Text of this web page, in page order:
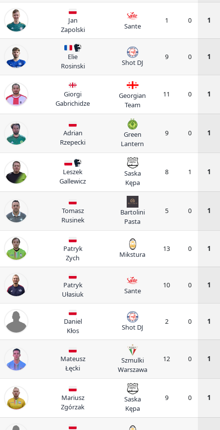
Jan
Zapolski
Sante
1 0 1
Elie
Rosinski
Shot DJ
9 0 1
Giorgi
Gabrichidze
Georgian
Team
11 0 1
Adrian
Rzepecki
Green
Lantern
9 0 1
Leszek
Gallewicz
Saska
Kępa
8 1 1
Tomasz
Rusinek
Bartolini
Pasta
5 0 1
Patryk
Zych
Mikstura
13 0 1
Patryk
Ułasiuk
Sante
10 0 1
Daniel
Kłos
Shot DJ
2 0 1
Mateusz
Łęcki
Szmulki
Warszawa
12 0 1
Mariusz
Zgórzak
Saska
Kępa
9 0 1